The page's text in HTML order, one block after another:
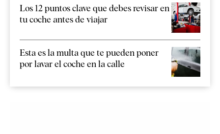
Los 12 puntos clave que debes revisar en
tu coche antes de viajar
Esta es la multa que te pueden poner
por lavar el coche en la calle